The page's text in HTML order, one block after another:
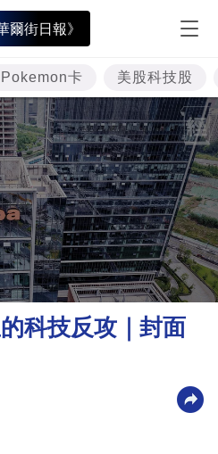
爾街日報》
Pokemon卡 美股科技股
科技反攻｜封面